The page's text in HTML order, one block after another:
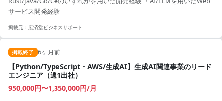
サービス開発経験
掲載元： 広済堂ビジネスサポート
掲載終了 6ヶ月前
【Python/TypeScript・AWS/生成AI】生成AI関連事業のリード
エンジニア（週1出社）
950,000円〜1,350,000円/月